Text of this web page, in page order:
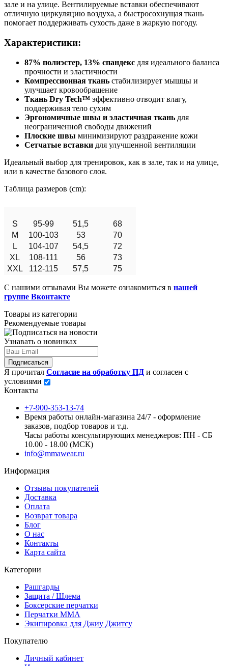
зале и на улице. Вентилируемые вставки обеспечивают
отличную циркуляцию воздуха, а быстросохнущая ткань
помогает поддерживать сухость даже в жаркую погоду.
Характеристики:
87% полиэстер, 13% спандекс для идеального баланса
прочности и эластичности
Компрессионная ткань стабилизирует мышцы и
улучшает кровообращение
Ткань Dry Tech™ эффективно отводит влагу,
поддерживая тело сухим
Эргономичные швы и эластичная ткань для
неограниченной свободы движений
Плоские швы минимизируют раздражение кожи
Сетчатые вставки для улучшенной вентиляции
Идеальный выбор для тренировок, как в зале, так и на улице,
или в качестве базового слоя.
Таблица размеров (cm):
S 95-99 51,5
68
M
100-103 53
70
L
104-107 54,5
72
XL
108-111 56
73
XXL
112-115 57,5 75
С нашими отзывами Вы можете ознакомиться в нашей
группе Вконтакте
Товары из категории
Рекомендуемые товары
Узнавать о новинках
Подписаться
Я прочитал Согласие на обработку ПД и согласен с
условиями
Контакты
+7-900-353-13-74
Время работы онлайн-магазина 24/7 - оформление
заказов, подбор товаров и т.д.
Часы работы консультирующих менеджеров: ПН - СБ
10.00 - 18.00 (МСК)
info@mmawear.ru
Информация
Отзывы покупателей
Доставка
Оплата
Возврат товара
Блог
О нас
Контакты
Карта сайта
Категории
Рашгарды
Защита / Шлема
Боксерские перчатки
Перчатки ММА
Экипировка для Джиу Джитсу
Покупателю
Личный кабинет